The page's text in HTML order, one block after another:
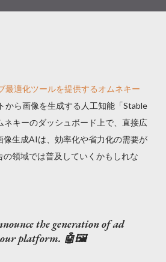
最適化ツールを提供するオムネキー
から画像を生成する人工知能「Stable
キーのダッシュボード上で、直接広
像生成AIは、効率化や省力化の需要が
領域では普及していくかもしれな
the generation of ad
our platform. 🤖🖼️